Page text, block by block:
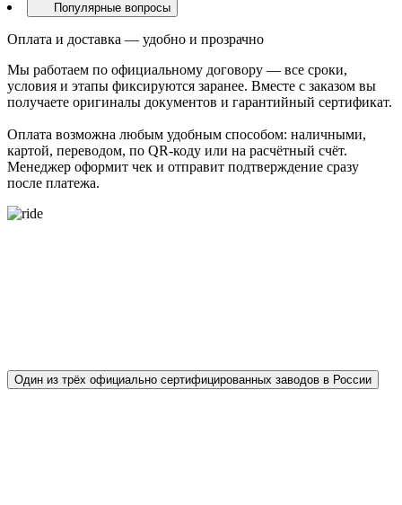
Популярные вопросы
Оплата и доставка — удобно и прозрачно
Мы работаем по официальному договору — все сроки,
условия и этапы фиксируются заранее. Вместе с заказом вы
получаете оригиналы документов и гарантийный сертификат.
Оплата возможна любым удобным способом: наличными,
картой, переводом, по QR-коду или на расчётный счёт.
Менеджер оформит чек и отправит подтверждение сразу
после платежа.
Один из трёх официально сертифицированных заводов в России